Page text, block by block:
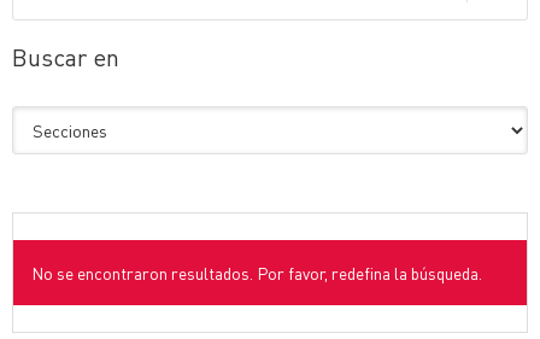
Buscar en
No se encontraron resultados. Por favor, redefina la búsqueda.